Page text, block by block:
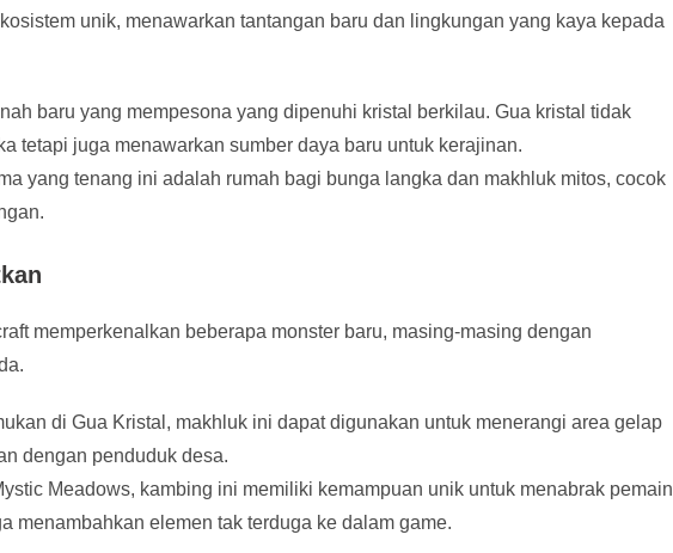
unik, menawarkan tantangan baru dan lingkungan yang kaya kepada
baru yang mempesona yang dipenuhi kristal berkilau. Gua kristal tidak
tetapi juga menawarkan sumber daya baru untuk kerajinan.
yang tenang ini adalah rumah bagi bunga langka dan makhluk mitos, cocok
memperkenalkan beberapa monster baru, masing-masing dengan
di Gua Kristal, makhluk ini dapat digunakan untuk menerangi area gelap
dengan penduduk desa.
Meadows, kambing ini memiliki kemampuan unik untuk menabrak pemain
menambahkan elemen tak terduga ke dalam game.